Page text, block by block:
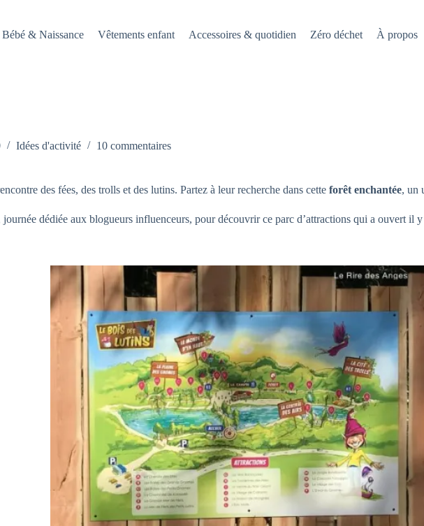
Bébé & Naissance Vêtements enfant Accessoires & quotidien Zéro déchet À propos
Idées d'activité 10 commentaires
des fées, des trolls et des lutins. Partez à leur recherche dans cette forêt enchantée, un
dédiée aux blogueurs influenceurs, pour découvrir ce parc d’attractions qui a ouvert il y